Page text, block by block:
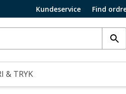
Kundeservice Find
& TRYK